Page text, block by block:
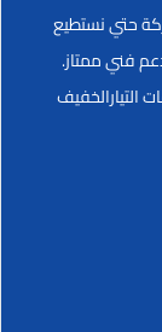
حتي نستطيع
فني ممتاز.
التيارالخفيف